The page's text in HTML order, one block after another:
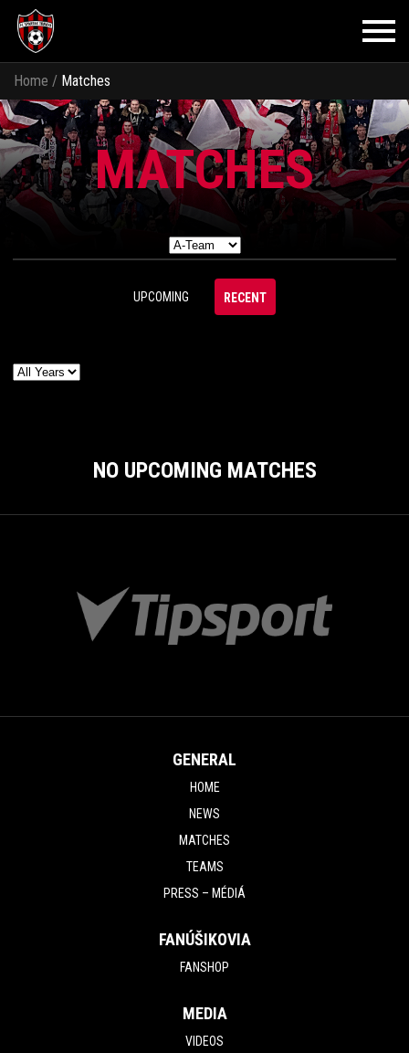
Home / Matches
MATCHES
UPCOMING RECENT
NO UPCOMING MATCHES
GENERAL
HOME
NEWS
MATCHES
TEAMS
PRESS – MÉDIÁ
FANÚŠIKOVIA
FANSHOP
MEDIA
VIDEOS